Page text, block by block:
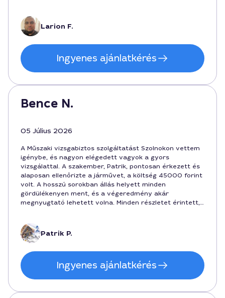
Larion F.
Ingyenes ajánlatkérés
Bence N.
05 Július 2026
A Műszaki vizsgabiztos szolgáltatást Szolnokon vettem
igénybe, és nagyon elégedett vagyok a gyors
vizsgálattal. A szakember, Patrik, pontosan érkezett és
alaposan ellenőrizte a járművet, a költség 45000 forint
volt. A hosszú sorokban állás helyett minden
gördülékenyen ment, és a végeredmény akár
megnyugtató lehetett volna. Minden részletet érintett,
barátságos hozzáállást is értékeltem Szolnokon.
Patrik P.
Ingyenes ajánlatkérés